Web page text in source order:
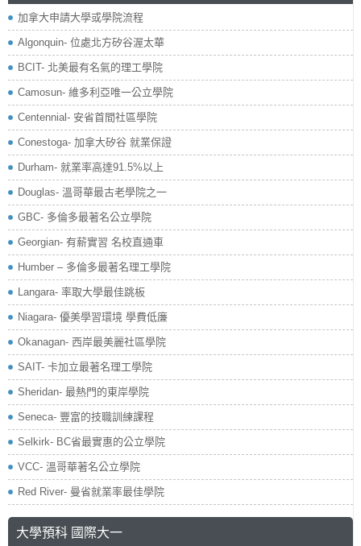
加拿大申請大學或學院流程
Algonquin- 位處北方矽谷渥太華
BCIT- 北美最有名氣的理工學院
Camosun- 維多利亞唯一公立學院
Centennial- 安省首間社區學院
Conestoga- 加拿大矽谷 就業保證
Durham- 就業率高達91.5%以上
Douglas- 溫哥華最古老學院之一
GBC- 多倫多最著名公立學院
Georgian- 有薪實習 名校直通車
Humber – 多倫多最著名理工學院
Langara- 率取大學最佳跳板
Niagara- 優美學習環境 學費低廉
Okanagan- 西岸最美麗社區學院
SAIT- 卡加立最著名理工學院
Sheridan- 最熱門的東岸學院
Seneca- 豐富的技職訓練課程
Selkirk- BC省最實惠的公立學院
VCC- 溫哥華著名公立學院
Red River- 曼省就業率最佳學院
大學預科 國際大一